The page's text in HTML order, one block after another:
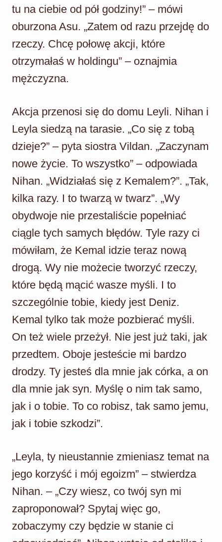
tu na ciebie od pół godziny!” – mówi
oburzona Asu. „Zatem od razu przejdę do
rzeczy. Chcę połowę akcji, które
otrzymałaś w holdingu” – oznajmia
mężczyzna.
Akcja przenosi się do domu Leyli. Nihan i
Leyla siedzą na tarasie. „Co się z tobą
dzieje?” – pyta siostra Vildan. „Zaczynam
nowe życie. To wszystko” – odpowiada
Nihan. „Widziałaś się z Kemalem?”. „Tak,
kilka razy. I to twarzą w twarz”. „Wy
obydwoje nie przestaliście popełniać
ciągle tych samych błędów. Tyle razy ci
mówiłam, że Kemal idzie teraz nową
drogą. Wy nie możecie tworzyć rzeczy,
które będą mącić wasze myśli. I to
szczególnie tobie, kiedy jest Deniz.
Kemal tylko tak może pozbierać myśli.
On też wiele przeżył. Nie jest już taki, jak
przedtem. Oboje jesteście mi bardzo
drodzy. Ty jesteś dla mnie jak córka, a on
dla mnie jak syn. Myślę o nim tak samo,
jak i o tobie. To co robisz, tak samo jemu,
jak i tobie szkodzi”.
„Leyla, ty nieustannie zmieniasz temat na
jego korzyść i mój egoizm” – stwierdza
Nihan. – „Czy wiesz, co twój syn mi
zaproponował? Spytaj więc go,
zobaczymy czy będzie w stanie ci